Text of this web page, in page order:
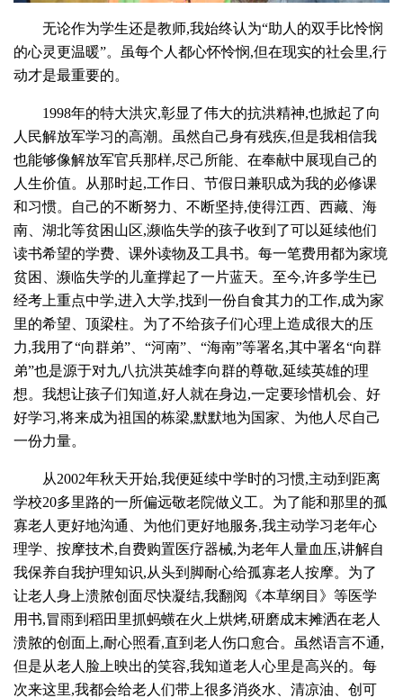
无论作为学生还是教师,我始终认为“助人的双手比怜悯
的心灵更温暖”。虽每个人都心怀怜悯,但在现实的社会里,行
动才是最重要的。
1998年的特大洪灾,彰显了伟大的抗洪精神,也掀起了向
人民解放军学习的高潮。虽然自己身有残疾,但是我相信我
也能够像解放军官兵那样,尽己所能、在奉献中展现自己的
人生价值。从那时起,工作日、节假日兼职成为我的必修课
和习惯。自己的不断努力、不断坚持,使得江西、西藏、海
南、湖北等贫困山区,濒临失学的孩子收到了可以延续他们
读书希望的学费、课外读物及工具书。每一笔费用都为家境
贫困、濒临失学的儿童撑起了一片蓝天。至今,许多学生已
经考上重点中学,进入大学,找到一份自食其力的工作,成为家
里的希望、顶梁柱。为了不给孩子们心理上造成很大的压
力,我用了“向群弟”、“河南”、“海南”等署名,其中署名“向群
弟”也是源于对九八抗洪英雄李向群的尊敬,延续英雄的理
想。我想让孩子们知道,好人就在身边,一定要珍惜机会、好
好学习,将来成为祖国的栋梁,默默地为国家、为他人尽自己
一份力量。
从2002年秋天开始,我便延续中学时的习惯,主动到距离
学校20多里路的一所偏远敬老院做义工。为了能和那里的孤
寡老人更好地沟通、为他们更好地服务,我主动学习老年心
理学、按摩技术,自费购置医疗器械,为老年人量血压,讲解自
我保养自我护理知识,从头到脚耐心给孤寡老人按摩。为了
让老人身上溃脓创面尽快凝结,我翻阅《本草纲目》等医学
用书,冒雨到稻田里抓蚂蟥在火上烘烤,研磨成末摊洒在老人
溃脓的创面上,耐心照看,直到老人伤口愈合。虽然语言不通,
但是从老人脸上映出的笑容,我知道老人心里是高兴的。每
次来这里,我都会给老人们带上很多消炎水、清凉油、创可